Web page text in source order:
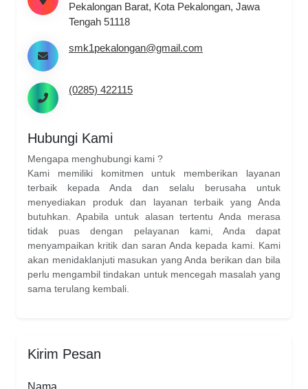
Pekalongan Barat, Kota Pekalongan, Jawa
Tengah 51118
smk1pekalongan@gmail.com
(0285) 422115
Hubungi Kami
Mengapa menghubungi kami ?
Kami memiliki komitmen untuk memberikan layanan
terbaik kepada Anda dan selalu berusaha untuk
menyediakan produk dan layanan terbaik yang Anda
butuhkan. Apabila untuk alasan tertentu Anda merasa
tidak puas dengan pelayanan kami, Anda dapat
menyampaikan kritik dan saran Anda kepada kami. Kami
akan menidaklanjuti masukan yang Anda berikan dan bila
perlu mengambil tindakan untuk mencegah masalah yang
sama terulang kembali.
Kirim Pesan